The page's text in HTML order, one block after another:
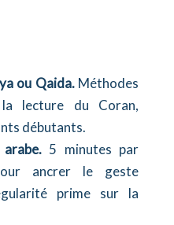
ou Qaida.Méthodes
lecture du Coran,
débutants.
5 minutes par
ancrer le geste
prime sur la